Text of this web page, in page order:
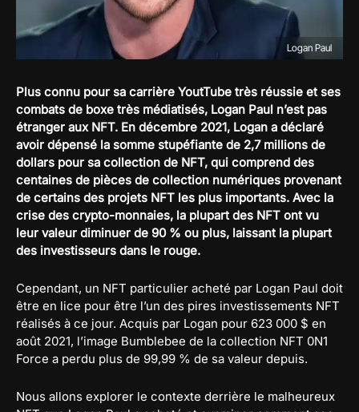
Logan Paul
Plus connu pour sa carrière YoutTube très réussie et ses
combats de boxe très médiatisés, Logan Paul n’est pas
étranger aux NFT. En décembre 2021, Logan a déclaré
avoir dépensé la somme stupéfiante de 2,7 millions de
dollars pour sa collection de NFT, qui comprend des
centaines de pièces de collection numériques provenant
de certains des projets NFT les plus importants. Avec la
crise des crypto-monnaies, la plupart des NFT ont vu
leur valeur diminuer de 90 % ou plus, laissant la plupart
des investisseurs dans le rouge.
Cependant, un NFT particulier acheté par Logan Paul doit
être en lice pour être l’un des pires investissements NFT
réalisés à ce jour. Acquis par Logan pour 623 000 $ en
août 2021, l’image Bumblebee de la collection NFT 0N1
Force a perdu plus de 99,99 % de sa valeur depuis.
Nous allons explorer le contexte derrière le malheureux